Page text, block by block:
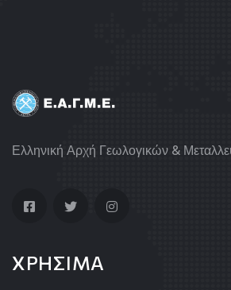
Ελληνική Αρχή Γεωλογικών &
ΧΡΗΣΙΜΑ